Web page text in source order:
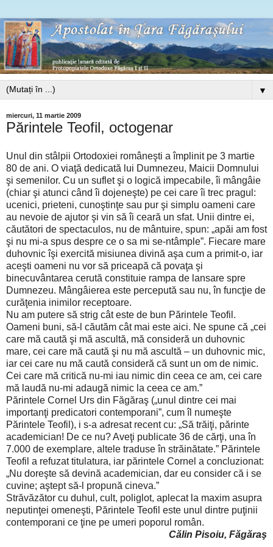
▼
miercuri, 11 martie 2009
Părintele Teofil, octogenar
Unul din stâlpii Ortodoxiei româneşti a împlinit pe 3 martie
80 de ani. O viaţă dedicată lui Dumnezeu, Maicii Domnului
şi semenilor. Cu un suflet şi o logică impecabile, îi mângâie
(chiar şi atunci când îi dojeneşte) pe cei care îi trec pragul:
ucenici, prieteni, cunoştinţe sau pur şi simplu oameni care
au nevoie de ajutor şi vin să îi ceară un sfat. Unii dintre ei,
căutători de spectaculos, nu de mântuire, spun: „apăi am fost
şi nu mi-a spus despre ce o sa mi se-ntâmple”. Fiecare mare
duhovnic îşi exercită misiunea divină aşa cum a primit-o, iar
aceşti oameni nu vor să priceapă că povaţa şi
binecuvântarea cerută constituie rampa de lansare spre
Dumnezeu. Mângâierea este percepută sau nu, în funcţie de
curăţenia inimilor receptoare.
Nu am putere să strig cât este de bun Părintele Teofil.
Oameni buni, să-l căutăm cât mai este aici. Ne spune că „cei
care mă caută şi mă ascultă, mă consideră un duhovnic
mare, cei care mă caută şi nu mă ascultă – un duhovnic mic,
iar cei care nu mă caută consideră că sunt un om de nimic.
Cei care mă critică nu-mi iau nimic din ceea ce am, cei care
mă laudă nu-mi adaugă nimic la ceea ce am.”
Părintele Cornel Urs din Făgăraş („unul dintre cei mai
importanţi predicatori contemporani”, cum îl numeşte
Părintele Teofil), i s-a adresat recent cu: „Să trăiţi, părinte
academician! De ce nu? Aveţi publicate 36 de cărţi, una în
7.000 de exemplare, altele traduse în străinătate.” Părintele
Teofil a refuzat titulatura, iar părintele Cornel a concluzionat:
„Nu doreşte să devină academician, dar eu consider că i se
cuvine; aştept să-l propună cineva.”
Străvăzător cu duhul, cult, poliglot, aplecat la maxim asupra
neputinţei omeneşti, Părintele Teofil este unul dintre puţinii
contemporani ce ţine pe umeri poporul român.
Călin Pisoiu, Făgăraş